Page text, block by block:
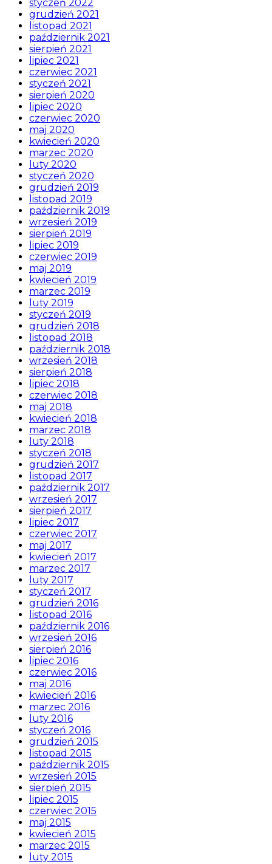
styczeń 2022
grudzień 2021
listopad 2021
październik 2021
sierpień 2021
lipiec 2021
czerwiec 2021
styczeń 2021
sierpień 2020
lipiec 2020
czerwiec 2020
maj 2020
kwiecień 2020
marzec 2020
luty 2020
styczeń 2020
grudzień 2019
listopad 2019
październik 2019
wrzesień 2019
sierpień 2019
lipiec 2019
czerwiec 2019
maj 2019
kwiecień 2019
marzec 2019
luty 2019
styczeń 2019
grudzień 2018
listopad 2018
październik 2018
wrzesień 2018
sierpień 2018
lipiec 2018
czerwiec 2018
maj 2018
kwiecień 2018
marzec 2018
luty 2018
styczeń 2018
grudzień 2017
listopad 2017
październik 2017
wrzesień 2017
sierpień 2017
lipiec 2017
czerwiec 2017
maj 2017
kwiecień 2017
marzec 2017
luty 2017
styczeń 2017
grudzień 2016
listopad 2016
październik 2016
wrzesień 2016
sierpień 2016
lipiec 2016
czerwiec 2016
maj 2016
kwiecień 2016
marzec 2016
luty 2016
styczeń 2016
grudzień 2015
listopad 2015
październik 2015
wrzesień 2015
sierpień 2015
lipiec 2015
czerwiec 2015
maj 2015
kwiecień 2015
marzec 2015
luty 2015